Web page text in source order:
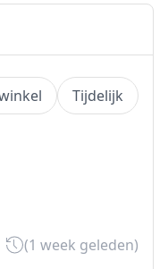
Tijdelijk
(1 week geleden)